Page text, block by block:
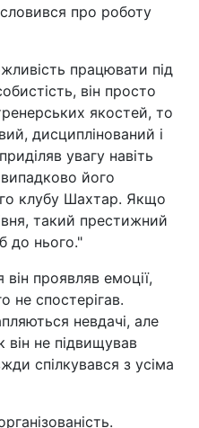
про роботу
працювати під
він просто
якостей, то
дисциплінований і
увагу навіть
його
клубу Шахтар. Якщо
такий престижний
до нього."
проявляв емоції,
не спостерігав.
невдачі, але
він не підвищував
спілкувався з усіма